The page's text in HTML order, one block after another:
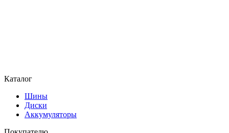
Каталог
Шины
Диски
Аккумуляторы